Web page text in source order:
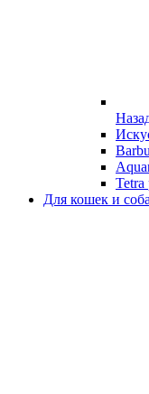
Tetra
Для кошек и